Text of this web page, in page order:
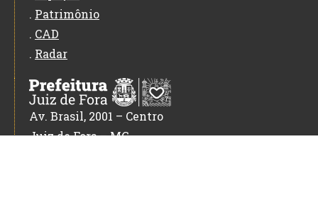
. Patrimônio
. CAD
. Radar
Av. Brasil, 2001 – Centro
Juiz de Fora – MG